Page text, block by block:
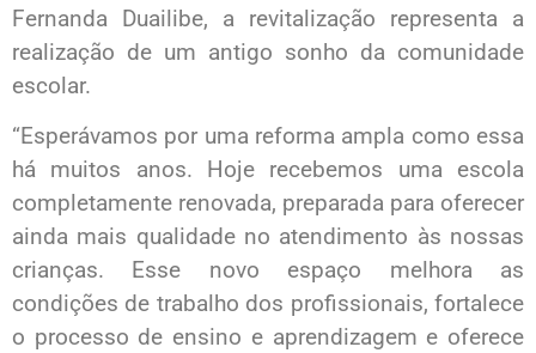
Fernanda Duailibe, a revitalização representa a
realização de um antigo sonho da comunidade
escolar.
“Esperávamos por uma reforma ampla como essa
há muitos anos. Hoje recebemos uma escola
completamente renovada, preparada para oferecer
ainda mais qualidade no atendimento às nossas
crianças. Esse novo espaço melhora as
condições de trabalho dos profissionais, fortalece
o processo de ensino e aprendizagem e oferece